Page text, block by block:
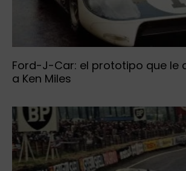
Ford-J-Car: el prototipo que le
a Ken Miles